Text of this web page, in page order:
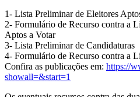
1- Lista Preliminar de Eleitores
2- Formulário de Recurso contra a
Aptos a Votar
3- Lista Preliminar de Candidaturas
4- Formulário de Recurso contra a
Confira as publicações em: https://
showall=&start=1